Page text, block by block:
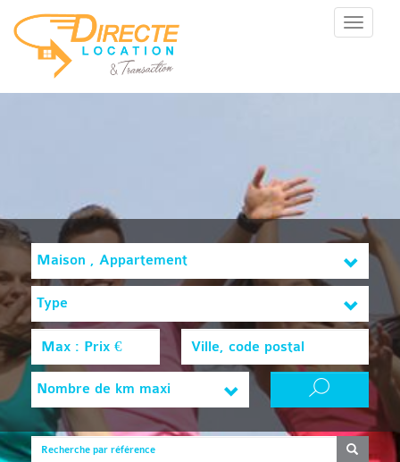
Menu
Maison , Appartement
Type
Nombre de km maxi